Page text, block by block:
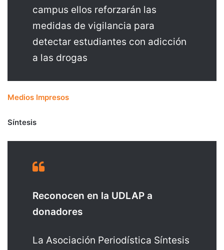
campus ellos reforzarán las
medidas de vigilancia para
detectar estudiantes con adicción
a las drogas
Medios Impresos
Síntesis
Reconocen en la UDLAP a
donadores
La Asociación Periodística Síntesis